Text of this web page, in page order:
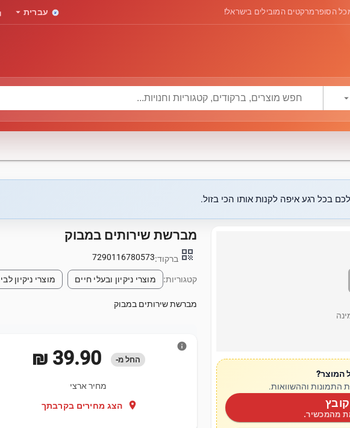
הסופרמרקטים המובילים בישראל! עברית arrow_drop_down
arrow_drop_down
בכל רגע איפה לקנות אותו הכי בזול.
המוצר?
התמונות וההשוואות.
מהמכשיר.
מברשת שירותים במבוק
qr_code ברקוד:7290116780573
קטגוריות: מוצרי ניקיון ובעלי חיים מוצרי ניקיון
מברשת שירותים במבוק
החל מ- ‏39.90 ‏₪
מחיר ארצי
location_on הצג מחירים בקרבתך
info